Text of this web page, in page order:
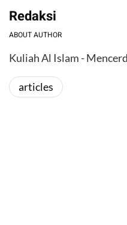
Redaksi
ABOUT AUTHOR
Kuliah Al Islam -
articles